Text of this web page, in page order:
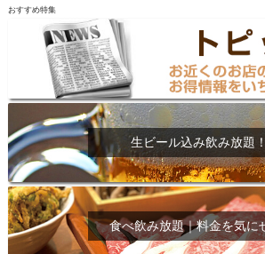
おすすめ特集
生ビール込み飲み放題！
食べ飲み放題｜料金を気に